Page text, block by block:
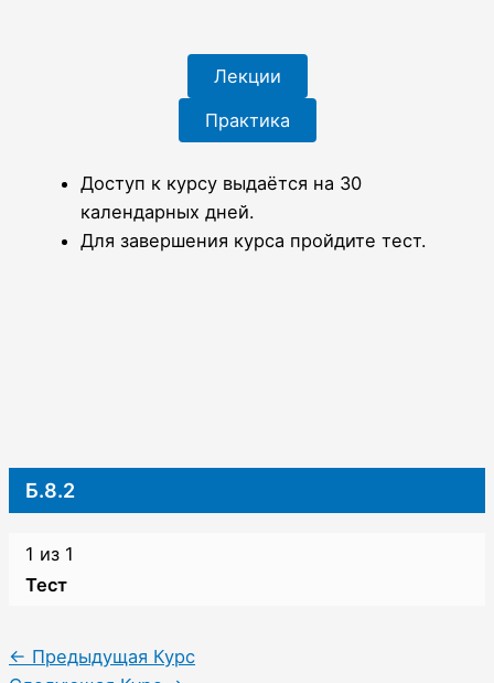
Лекции
Практика
Доступ к курсу выдаётся на 30
календарных дней.
Для завершения курса пройдите тест.
Б.8.2
1 из 1
Тест
of
зачислены
← Предыдущая Курс